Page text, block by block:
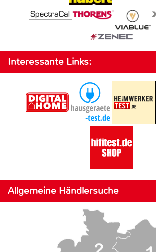
Interessante Links:
Allgemeine Händlersuche